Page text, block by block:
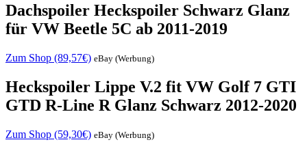
Dachspoiler Heckspoiler Schwarz Glanz
für VW Beetle 5C ab 2011-2019
Zum Shop (89,57€) eBay (Werbung)
Heckspoiler Lippe V.2 fit VW Golf 7 GTI
GTD R-Line R Glanz Schwarz 2012-2020
Zum Shop (59,30€) eBay (Werbung)